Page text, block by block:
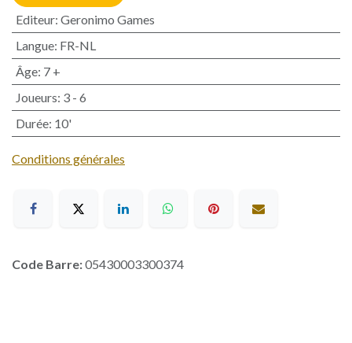
Editeur: Geronimo Games
Langue: FR-NL
Âge: 7 +
Joueurs: 3 - 6
Durée: 10'
Conditions générales
Code Barre:05430003300374